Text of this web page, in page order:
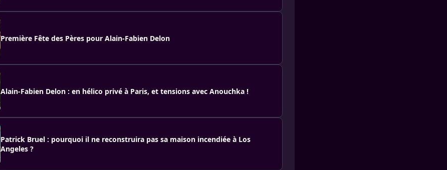
Première Fête des Pères pour Alain-Fabien Delon
Alain-Fabien Delon : en hélico privé à Paris, et tensions avec Anouchka !
Patrick Bruel : pourquoi il ne reconstruira pas sa maison incendiée à Los
Angeles ?